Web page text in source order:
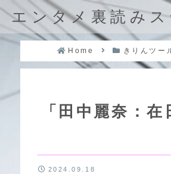
エンタメ裏読み
Home きりんツー
「田中麗奈：
2024.09.18